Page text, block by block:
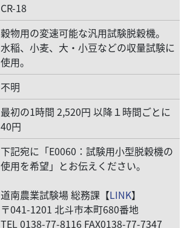
CR-18
穀物用の変速可能な汎用試験脱穀機。
水稲、小麦、大・小豆などの収量試験に
使用。
不明
最初の1時間 2,520円 以降１時間ごとに
40円
下記宛に「E0060：試験用小型脱穀機の
使用を希望」とお伝えください。
道南農業試験場 総務課【LINK】
〒041-1201 北斗市本町680番地
TEL 0138-77-8116 FAX0138-77-7347